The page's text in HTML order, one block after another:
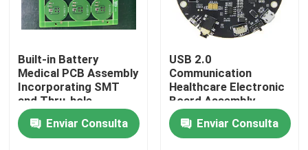
Inicio
Productos
Built-in Battery
Medical PCB Assembly
Incorporating SMT
and Thru-hole
Assembly Details Plus
USB 2.0
Communication for
Enviar Consulta
USB 2.0
Communication
Healthcare Electronic
Board Assembly
Assembled with ISO
SMT and DIP Lines
Ensuring Medical
Enviar Consulta